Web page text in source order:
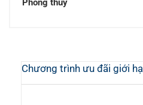
Phong thủy
Chương trình ưu đãi giới